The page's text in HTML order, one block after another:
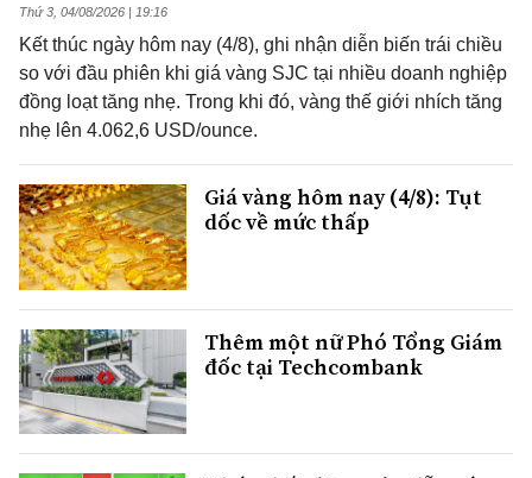
Thứ 3, 04/08/2026 | 19:16
Kết thúc ngày hôm nay (4/8), ghi nhận diễn biến trái chiều
so với đầu phiên khi giá vàng SJC tại nhiều doanh nghiệp
đồng loạt tăng nhẹ. Trong khi đó, vàng thế giới nhích tăng
nhẹ lên 4.062,6 USD/ounce.
Giá vàng hôm nay (4/8): Tụt
dốc về mức thấp
Thêm một nữ Phó Tổng Giám
đốc tại Techcombank